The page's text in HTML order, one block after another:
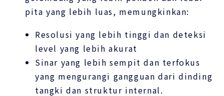
pita yang lebih luas, memungkinkan:
Resolusi yang lebih tinggi dan deteksi
level yang lebih akurat
Sinar yang lebih sempit dan terfokus
yang mengurangi gangguan dari dinding
tangki dan struktur internal.